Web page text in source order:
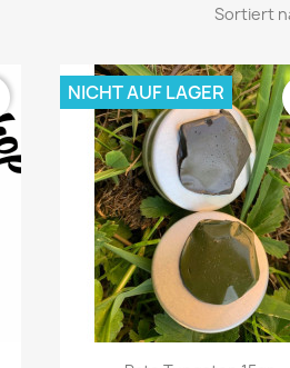
Sortiert
NICHT AUF LAGER